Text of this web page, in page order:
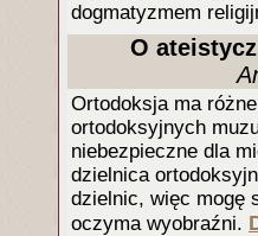
dogmatyzmem
O
Ortodoksja ma
ortodoksyjnych
niebezpieczne dla
dzielnica
dzielnic, więc mogę
oczyma wyobraźni.